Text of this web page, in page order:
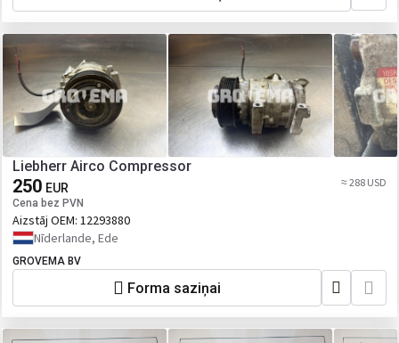
Liebherr Airco Compressor
250 EUR
Cena bez PVN
≈ 288 USD
Aizstāj OEM: 12293880
Nīderlande, Ede
GROVEMA BV
Forma saziņai